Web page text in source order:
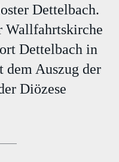
Dettelbach.
Wallfahrtskirche
Dettelbach in
dem Auszug der
Diözese